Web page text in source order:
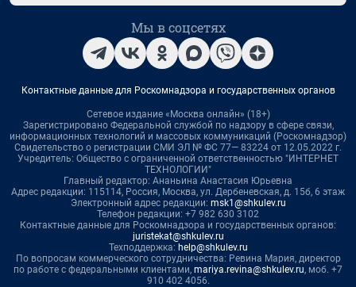
Мы в соцсетях
Контактные данные для Роскомнадзора и государственных органов
Сетевое издание «Москва онлайн» (18+)
Зарегистрировано Федеральной службой по надзору в сфере связи,
информационных технологий и массовых коммуникаций (Роскомнадзор)
Свидетельство о регистрации СМИ ЭЛ № ФС 77— 83224 от 12.05.2022 г.
Учредитель: Общество с ограниченной ответственностью "ИНТЕРНЕТ
ТЕХНОЛОГИИ"
Главный редактор: Ананьина Анастасия Юрьевна
Адрес редакции: 115114, Россия, Москва, ул. Дербеневская, д. 15б, 6 этаж
Электронный адрес редакции: msk1@shkulev.ru
Телефон редакции: +7 982 630 3102
Контактные данные для Роскомнадзора и государственных органов:
juristekat@shkulev.ru
Техподдержка: help@shkulev.ru
По вопросам коммерческого сотрудничества: Ревина Мария, директор
по работе с федеральными клиентами, mariya.revina@shkulev.ru, моб. +7
910 402 4056.